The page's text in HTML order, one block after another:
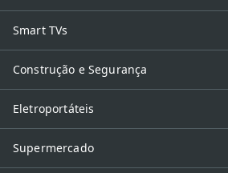
Smart TVs
Construção e Segurança
Eletroportáteis
Supermercado